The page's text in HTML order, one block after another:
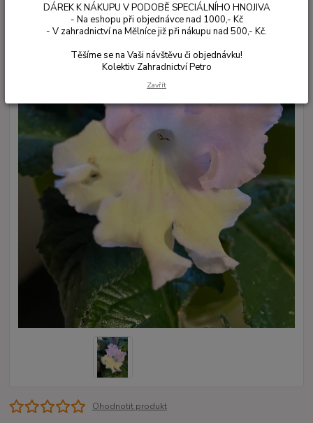
Ohodnotit produkt
DÁREK K NÁKUPU V PODOBĚ SPECIÁLNÍHO HNOJIVA
- Na eshopu při objednávce nad 1000,- Kč
- V zahradnictví na Mělníce již při nákupu nad 500,- Kč.
Těšíme se na Vaši návštěvu či objednávku!
Kolektiv Zahradnictví Petro
Zavřít